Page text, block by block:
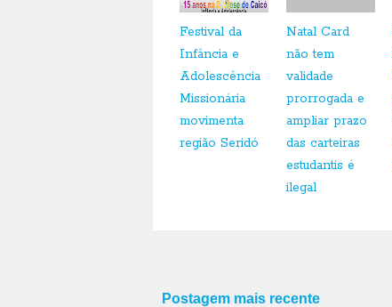
Festival da
Infância e
Adolescência
Missionária
movimenta
região Seridó
Natal Card
não tem
validade
prorrogada e
ampliar prazo
das carteiras
estudantis é
ilegal
Postagem mais recente